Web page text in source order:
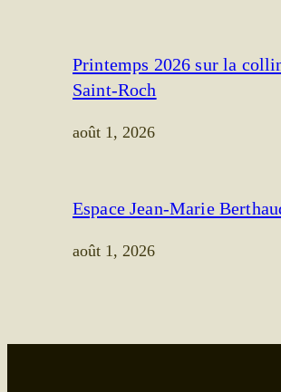
Printemps 2026 sur la
Saint-Roch
août 1, 2026
Espace Jean-Marie
août 1, 2026